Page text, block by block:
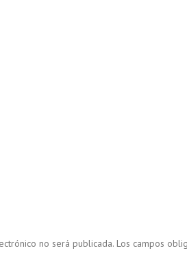
no será publicada. Los campos